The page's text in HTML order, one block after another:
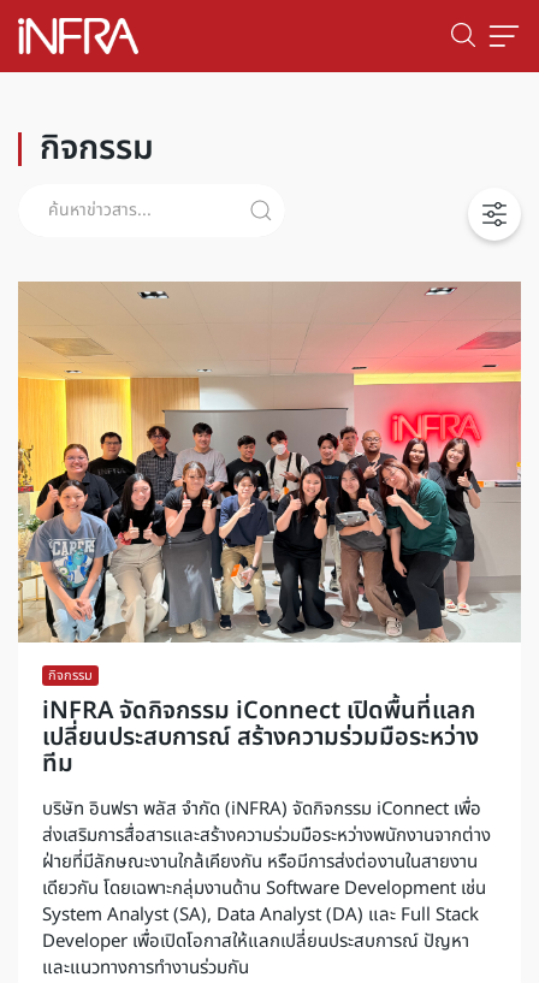
กิจกรรม
กิจกรรม
iNFRA จัดกิจกรรม iConnect เปิดพื้นที่แลก
เปลี่ยนประสบการณ์ สร้างความร่วมมือระหว่าง
ทีม
บริษัท อินฟรา พลัส จำกัด (iNFRA) จัดกิจกรรม iConnect เพื่อ
ส่งเสริมการสื่อสารและสร้างความร่วมมือระหว่างพนักงานจากต่าง
ฝ่ายที่มีลักษณะงานใกล้เคียงกัน หรือมีการส่งต่องานในสายงาน
เดียวกัน โดยเฉพาะกลุ่มงานด้าน Software Development เช่น
System Analyst (SA), Data Analyst (DA) และ Full Stack
Developer เพื่อเปิดโอกาสให้แลกเปลี่ยนประสบการณ์ ปัญหา
และแนวทางการทำงานร่วมกัน